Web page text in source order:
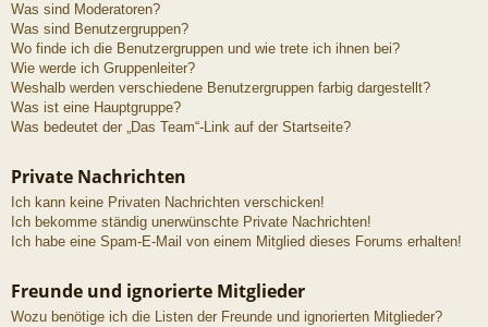
Was sind Moderatoren?
Was sind Benutzergruppen?
Wo finde ich die Benutzergruppen und wie trete ich ihnen bei?
Wie werde ich Gruppenleiter?
Weshalb werden verschiedene Benutzergruppen farbig dargestellt?
Was ist eine Hauptgruppe?
Was bedeutet der „Das Team“-Link auf der Startseite?
Private Nachrichten
Ich kann keine Privaten Nachrichten verschicken!
Ich bekomme ständig unerwünschte Private Nachrichten!
Ich habe eine Spam-E-Mail von einem Mitglied dieses Forums erhalten!
Freunde und ignorierte Mitglieder
Wozu benötige ich die Listen der Freunde und ignorierten Mitglieder?